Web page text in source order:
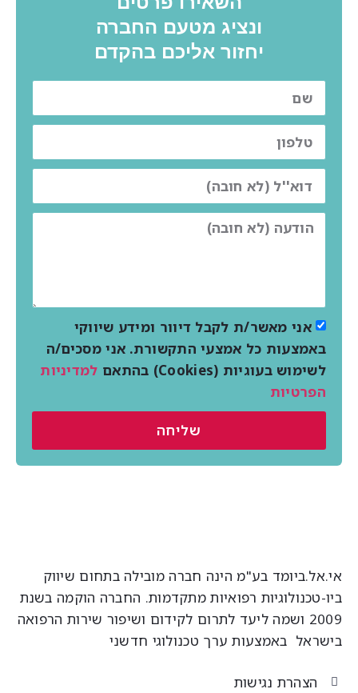
ונציג מטעם החברה
יחזור אליכם בהקדם
אני מאשר/ת לקבל דיוור ומידע שיווקי
באמצעות כל אמצעי התקשורת. אני מסכים/ה
לשימוש בעוגיות (Cookies) בהתאם
למדיניות
הפרטיות
שליחה
בע"מ הינה חברה מובילה בתחום שיווק
טכנולוגיות רפואיות מתקדמות. החברה הוקמה בשנת
2009 ושמה ליעד לתרום לקידום ושיפור שירות הרפואה
באמצעות ערך טכנולוגי חדשני
הצהרת נגישות